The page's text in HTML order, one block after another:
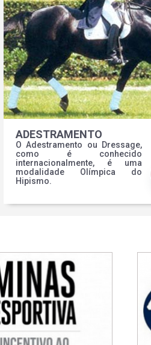
ADESTRAMENTO
O Adestramento ou Dressage,
como é conhecido
internacionalmente, é uma
modalidade Olímpica do
Hipismo.